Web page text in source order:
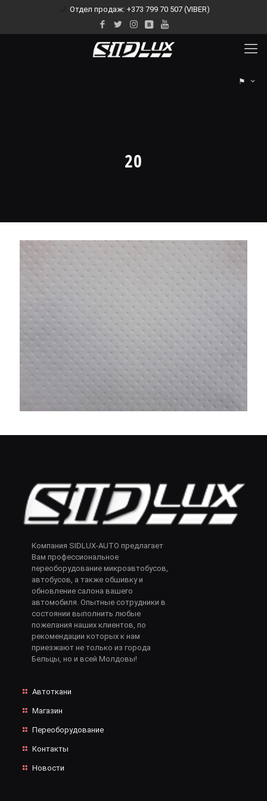
Отдел продаж: +373 799 70 507 (VIBER)
⚑
20
Компания SIDLUX-AUTO предлагает
Вам профессиональное
переоборудование микроавтобусов,
автобусов, а также обшивку и
обновление салона вашего
автомобиля. Опытные сотрудники в
состоянии выполнить любые
пожелания наших клиентов, по
рекомендации которых к нам
приезжают не только из города
Бельцы, но и всей Молдовы!
Автоткани
Магазин
Переоборудование
Контакты
Новости